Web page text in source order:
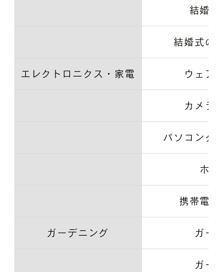
結婚式
結婚式の
エレクトロニクス・家電 ウェア
カメラ
パソコンタ
ホー
携帯電
ガーデニング ガー
ガー